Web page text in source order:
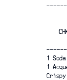
1 Soda
1